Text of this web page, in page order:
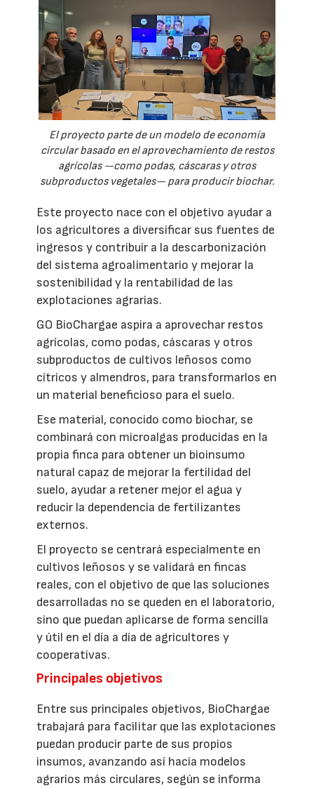
El proyecto parte de un modelo de economía
circular basado en el aprovechamiento de restos
agrícolas —como podas, cáscaras y otros
subproductos vegetales— para producir biochar.
Este proyecto nace con el objetivo ayudar a
los agricultores a diversificar sus fuentes de
ingresos y contribuir a la descarbonización
del sistema agroalimentario y mejorar la
sostenibilidad y la rentabilidad de las
explotaciones agrarias.
GO BioChargae aspira a aprovechar restos
agrícolas, como podas, cáscaras y otros
subproductos de cultivos leñosos como
cítricos y almendros, para transformarlos en
un material beneficioso para el suelo.
Ese material, conocido como biochar, se
combinará con microalgas producidas en la
propia finca para obtener un bioinsumo
natural capaz de mejorar la fertilidad del
suelo, ayudar a retener mejor el agua y
reducir la dependencia de fertilizantes
externos.
El proyecto se centrará especialmente en
cultivos leñosos y se validará en fincas
reales, con el objetivo de que las soluciones
desarrolladas no se queden en el laboratorio,
sino que puedan aplicarse de forma sencilla
y útil en el día a día de agricultores y
cooperativas.
Principales objetivos
Entre sus principales objetivos, BioChargae
trabajará para facilitar que las explotaciones
puedan producir parte de sus propios
insumos, avanzando así hacia modelos
agrarios más circulares, según se informa